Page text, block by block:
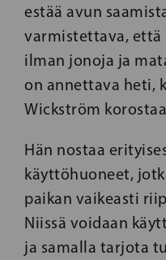
estää avun
varmistettava,
ilman jonoja ja
on annettava heti,
Wickström
Hän nostaa
käyttöhuoneet,
paikan vaikeasti
Niissä voidaan
ja samalla tarjota